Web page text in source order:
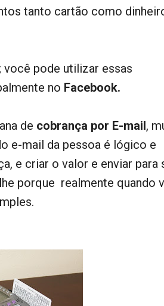
tanto cartão como
você pode utilizar essas
no Facebook.
de cobrança por E-mail,
e-mail da pessoa é lógico e
e criar o valor e enviar para
porque realmente quando